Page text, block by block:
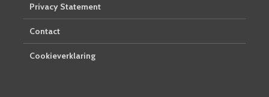
Privacy Statement
Contact
Cookieverklaring